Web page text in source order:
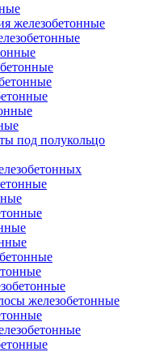
железобетонные
под полукольцо
железобетонные